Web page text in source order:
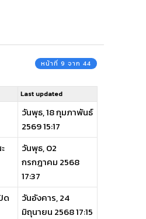
หน้าที่ 9 จาก 44
Last updated
วันพุธ, 18 กุมภาพันธ์
2569 15:17
วันพุธ, 02
กรกฎาคม 2568
17:37
ด
วันอังคาร, 24
มิถุนายน 2568 17:15